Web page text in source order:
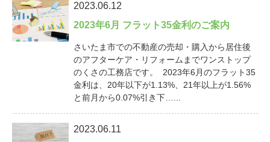
2023.06.12
2023年6月 フラット35金利のご案内
さいたま市での不動産の売却・購入から居住後
のアフターケア・リフォームまでワンストップ
のくさの工務店です。 2023年6月のフラット35
金利は、20年以下が1.13%、21年以上が1.56%
と前月から0.07%引き下…...
2023.06.11